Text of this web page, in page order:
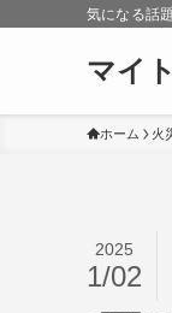
気になる話
マイ
ホーム 火
2025
1/02